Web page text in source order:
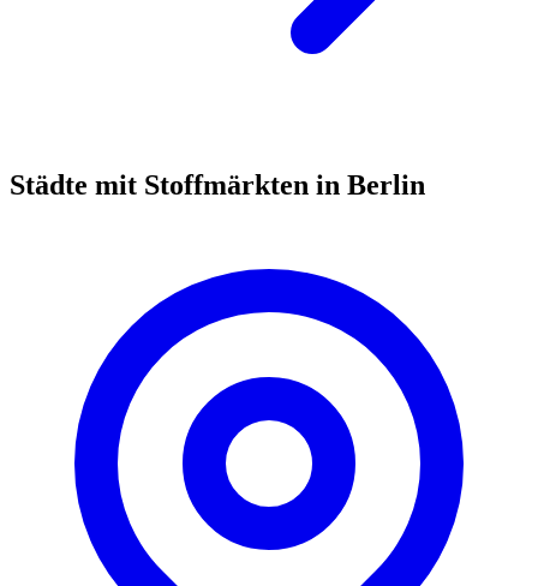
Städte mit Stoffmärkten in Berlin